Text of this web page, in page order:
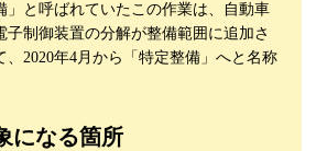
」と呼ばれていたこの作業は、自動車
子制御装置の分解が整備範囲に追加さ
、2020年4月から「特定整備」へと名称
になる箇所